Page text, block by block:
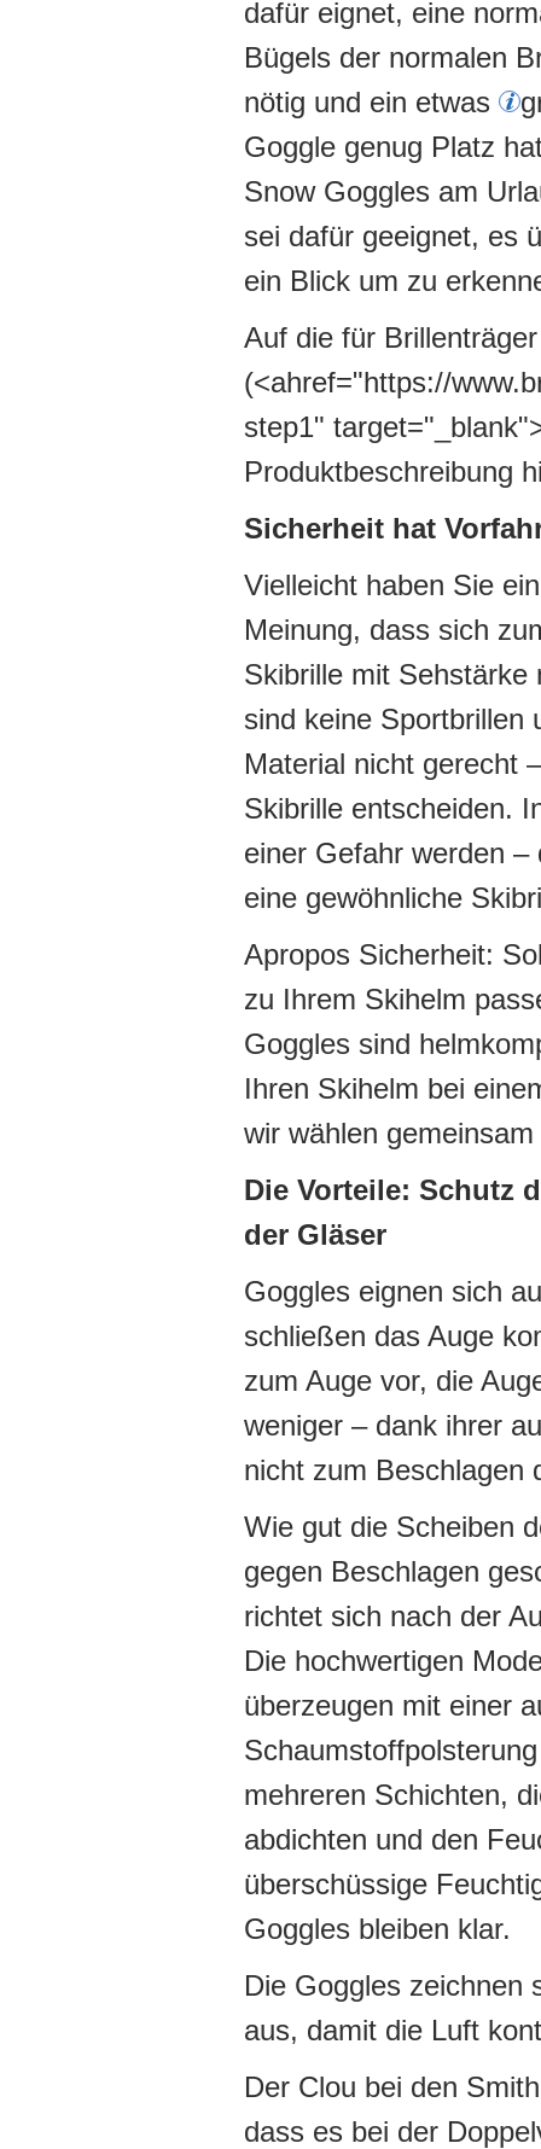
dafür eignet, eine
Bügels der normalen
nötig und ein etwas
Goggle genug Platz
Snow Goggles am
sei dafür geeignet, es
ein Blick um zu
Auf die für
(<ahref="https://
step1"
Produktbeschreibung
Sicherheit hat
Vielleicht haben Sie
Meinung, dass sich
Skibrille mit Sehstärke
sind keine Sportbrillen
Material nicht gerecht
Skibrille entscheiden.
einer Gefahr werden
eine gewöhnliche
Apropos Sicherheit:
zu Ihrem Skihelm
Goggles sind
Ihren Skihelm bei
wir wählen
Die Vorteile: Schutz
der Gläser
Goggles eignen sich
schließen das Auge
zum Auge vor, die
weniger – dank ihrer
nicht zum Beschlagen
Wie gut die Scheiben
gegen Beschlagen
richtet sich nach der
Die hochwertigen
überzeugen mit einer
mehreren Schichten,
abdichten und den
überschüssige
Goggles bleiben klar.
Die Goggles zeichnen
aus, damit die Luft
Der Clou bei den
dass es bei der